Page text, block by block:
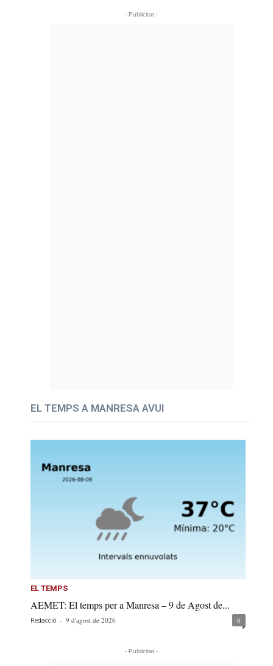
- Publicitat -
EL TEMPS A MANRESA AVUI
EL TEMPS
AEMET: El temps per a Manresa – 9 de Agost de...
Redacció - 9 d'agost de 2026 0
- Publicitat -